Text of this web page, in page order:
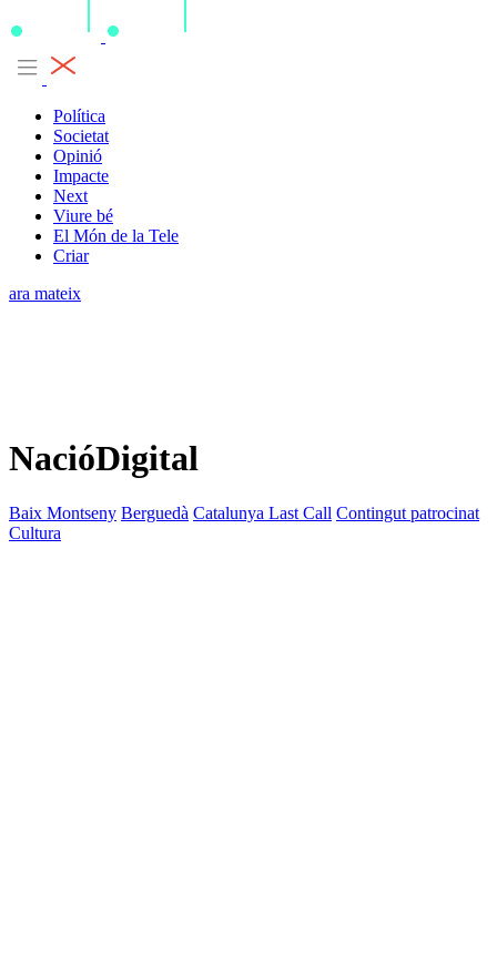
Política
Societat
Opinió
Impacte
Next
Viure bé
El Món de la Tele
Criar
ara mateix
NacióDigital
Baix Montseny Berguedà Catalunya Last Call Contingut patrocinat
Cultura